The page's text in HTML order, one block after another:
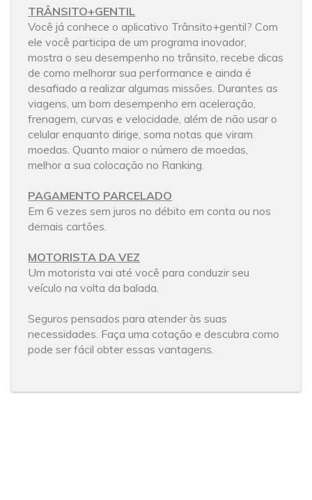
TRÂNSITO+GENTIL
Você já conhece o aplicativo Trânsito+gentil? Com
ele você participa de um programa inovador,
mostra o seu desempenho no trânsito, recebe dicas
de como melhorar sua performance e ainda é
desafiado a realizar algumas missões. Durantes as
viagens, um bom desempenho em aceleração,
frenagem, curvas e velocidade, além de não usar o
celular enquanto dirige, soma notas que viram
moedas. Quanto maior o número de moedas,
melhor a sua colocação no Ranking.
PAGAMENTO PARCELADO
Em 6 vezes sem juros no débito em conta ou nos
demais cartões.
MOTORISTA DA VEZ
Um motorista vai até você para conduzir seu
veículo na volta da balada.
Seguros pensados para atender às suas
necessidades. Faça uma cotação e descubra como
pode ser fácil obter essas vantagens.